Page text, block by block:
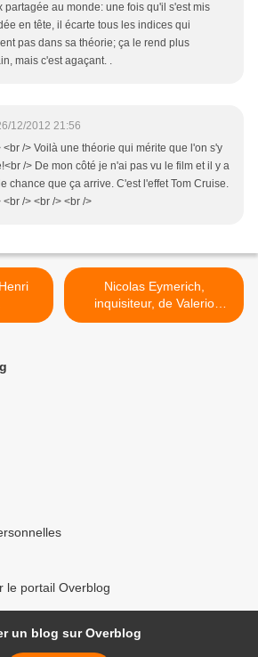
partagée au monde: une fois qu'il s'est mis
en tête, il écarte tous les indices qui
pas dans sa théorie; ça le rend plus
mais c'est agaçant. .
12/2012 21:56
<br /> Voilà une théorie qui mérite que l'on s'y
/> De mon côté je n'ai pas vu le film et il y a
chance que ça arrive. C'est l'effet Tom Cruise.
<br /> <br /> <br />
Nicolas Eymerich,
inquisiteur, de Valerio
Evangelisti >
le portail Overblog
un blog sur Overblog